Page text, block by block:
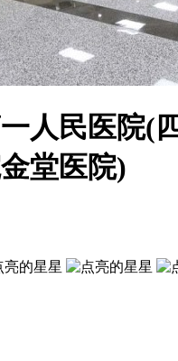
人民医院(
堂医院)